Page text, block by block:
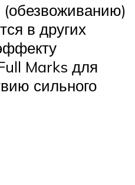
(обезвоживанию)
в других
Marks для
сильного